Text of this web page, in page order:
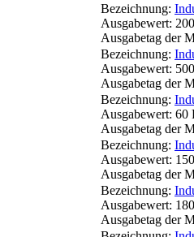
Bezeichnung:
Ausgabewert:
Ausgabetag der
Bezeichnung:
Ausgabewert:
Ausgabetag der
Bezeichnung:
Ausgabewert: 60
Ausgabetag der
Bezeichnung:
Ausgabewert:
Ausgabetag der
Bezeichnung:
Ausgabewert:
Ausgabetag der